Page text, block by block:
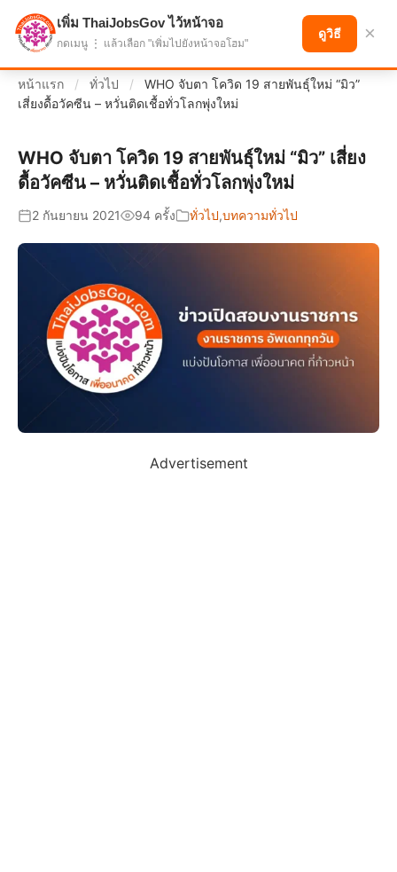
แบ่งปันโอกาส เพื่ออนาคตที่ก้าวหน้า
หน้าแรก / ทั่วไป /
WHO จับตา โควิด 19 สายพันธุ์ใหม่ “มิว”
เสี่ยงดื้อวัคซีน – หวั่นติดเชื้อทั่วโลกพุ่งใหม่
WHO จับตา โควิด 19 สายพันธุ์ใหม่ “มิว” เสี่ยง
ดื้อวัคซีน – หวั่นติดเชื้อทั่วโลกพุ่งใหม่
2 กันยายน 2021 94 ครั้ง ทั่วไป,บทความทั่วไป
Advertisement
เพิ่ม ThaiJobsGov ไว้หน้าจอ
กดเมนู ⋮ แล้วเลือก "เพิ่มไปยังหน้าจอโฮม"
ดูวิธี ×